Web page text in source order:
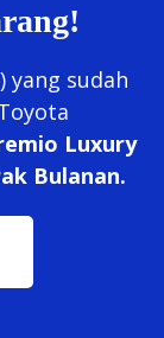
yang sudah
Luxury
Bulanan.